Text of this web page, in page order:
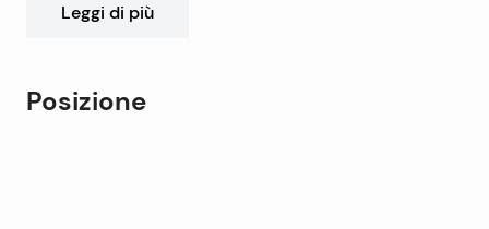
Leggi di più
Posizione